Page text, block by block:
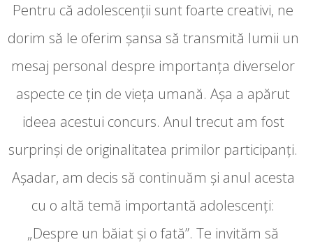
Pentru că adolescenții sunt foarte creativi, ne
dorim să le oferim șansa să transmită lumii un
mesaj personal despre importanța diverselor
aspecte ce țin de vieța umană. Așa a apărut
ideea acestui concurs. Anul trecut am fost
surprinși de originalitatea primilor participanți.
Așadar, am decis să continuăm și anul acesta
cu o altă temă importantă adolescenți:
„Despre un băiat și o fată”. Te invităm să